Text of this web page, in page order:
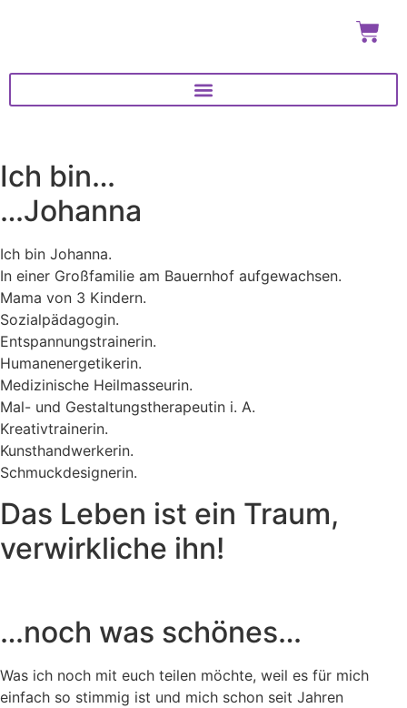
Ich bin…
…Johanna
Ich bin Johanna.
In einer Großfamilie am Bauernhof aufgewachsen.
Mama von 3 Kindern.
Sozialpädagogin.
Entspannungstrainerin.
Humanenergetikerin.
Medizinische Heilmasseurin.
Mal- und Gestaltungstherapeutin i. A.
Kreativtrainerin.
Kunsthandwerkerin.
Schmuckdesignerin.
Das Leben ist ein Traum,
verwirkliche ihn!
…noch was schönes…
Was ich noch mit euch teilen möchte, weil es für mich
einfach so stimmig ist und mich schon seit Jahren